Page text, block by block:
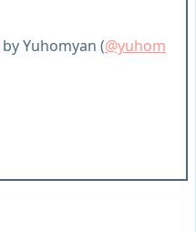
by Yuhomyan (@yuhom